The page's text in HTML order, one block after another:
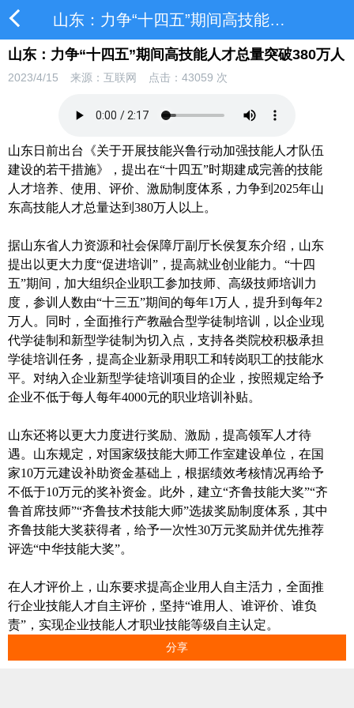
山东：力争“十四五”期间高技能人才总量突破380万人
山东：力争“十四五”期间高技能人才总量突破380万人
2023/4/15 来源：互联网 点击： 43059 次
山东日前出台《关于开展技能兴鲁行动加强技能人才队伍
建设的若干措施》，提出在“十四五”时期建成完善的技能
人才培养、使用、评价、激励制度体系，力争到2025年山
东高技能人才总量达到380万人以上。
据山东省人力资源和社会保障厅副厅长侯复东介绍，山东
提出以更大力度“促进培训”，提高就业创业能力。“十四
五”期间，加大组织企业职工参加技师、高级技师培训力
度，参训人数由“十三五”期间的每年1万人，提升到每年2
万人。同时，全面推行产教融合型学徒制培训，以企业现
代学徒制和新型学徒制为切入点，支持各类院校积极承担
学徒培训任务，提高企业新录用职工和转岗职工的技能水
平。对纳入企业新型学徒培训项目的企业，按照规定给予
企业不低于每人每年4000元的职业培训补贴。
山东还将以更大力度进行奖励、激励，提高领军人才待
遇。山东规定，对国家级技能大师工作室建设单位，在国
家10万元建设补助资金基础上，根据绩效考核情况再给予
不低于10万元的奖补资金。此外，建立“齐鲁技能大奖”“齐
鲁首席技师”“齐鲁技术技能大师”选拔奖励制度体系，其中
齐鲁技能大奖获得者，给予一次性30万元奖励并优先推荐
评选“中华技能大奖”。
在人才评价上，山东要求提高企业用人自主活力，全面推
行企业技能人才自主评价，坚持“谁用人、谁评价、谁负
责”，实现企业技能人才职业技能等级自主认定。
分享